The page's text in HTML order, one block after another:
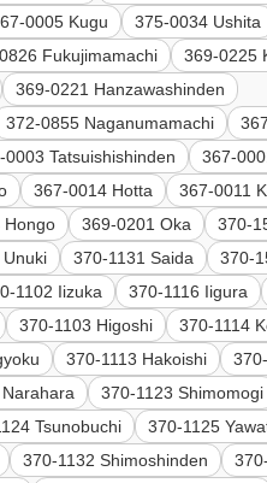
0005 Kugu 375-0034 Ushita
Fukujimamachi
369-0225
369-0221 Hanzawashinden
372-0855 Naganumamachi
0003 Tatsuishishinden
367-
367-0014 Hotta
367-0011
Hongo 369-0201 Oka
370-
370-1131 Saida
370-
1102 Iizuka 370-1116 Iigura
370-1103 Higoshi
370-1114
370-1113 Hakoishi
370-1123 Shimomogi
Tsunobuchi
370-1125
370-1132 Shimoshinden